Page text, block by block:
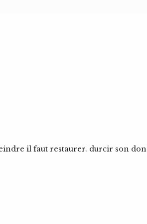
il faut restaurer. durcir son don